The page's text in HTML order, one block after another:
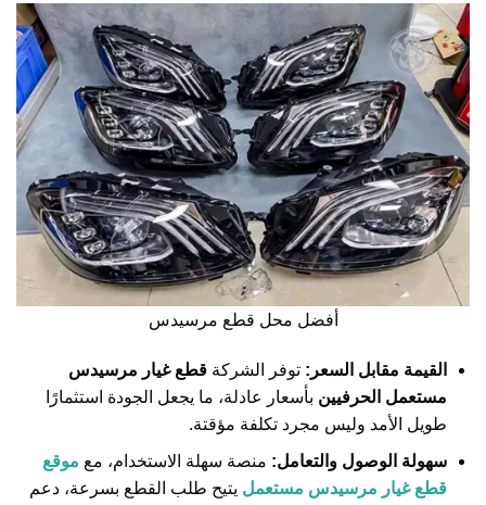
أفضل محل قطع مرسيدس
القيمة مقابل السعر: توفر الشركة قطع غيار مرسيدس
مستعمل الحرفيين بأسعار عادلة، ما يجعل الجودة استثمارًا
طويل الأمد وليس مجرد تكلفة مؤقتة.
سهولة الوصول والتعامل: منصة سهلة الاستخدام، مع موقع
قطع غيار مرسيدس مستعمل يتيح طلب القطع بسرعة، دعم